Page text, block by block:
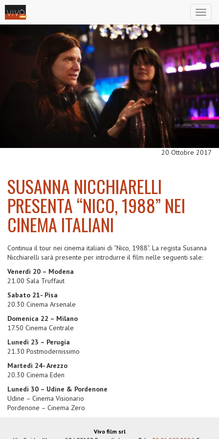
20 Ottobre 2017
SUSANNA NICCHIARELLI
PRESENTA “NICO, 1988” NEI
CINEMA ITALIANI
Continua il tour nei cinema italiani di “Nico, 1988”. La regista Susanna
Nicchiarelli sarà presente per introdurre il film nelle seguenti sale:
Venerdì 20 – Modena
21.00 Sala Truffaut
Sabato 21- Pisa
20.30 Cinema Arsenale
Domenica 22 – Milano
17.50 Cinema Centrale
Lunedì 23 – Perugia
21.30 Postmodernissimo
Martedì 24- Arezzo
20.30 Cinema Eden
Lunedì 30 – Udine & Pordenone
Udine – Cinema Visionario
Pordenone – Cinema Zero
Vivo film srl